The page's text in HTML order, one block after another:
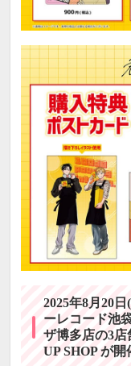
2025年8月20
ーレコード池
ザ博多店の3店
UP SHOP が開